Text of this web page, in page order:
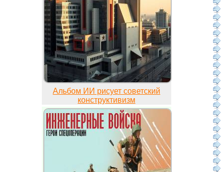
Альбом ИИ рисует советский
конструктивизм